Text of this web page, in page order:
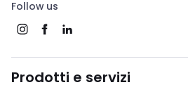
Follow us
Prodotti e servizi